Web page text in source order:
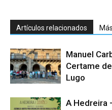
Artículos relacionados
Manuel
Certame
Lugo
A Hedreira